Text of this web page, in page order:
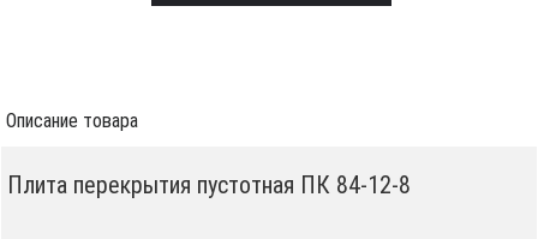
Описание товара
Плита перекрытия пустотная ПК 84-12-8